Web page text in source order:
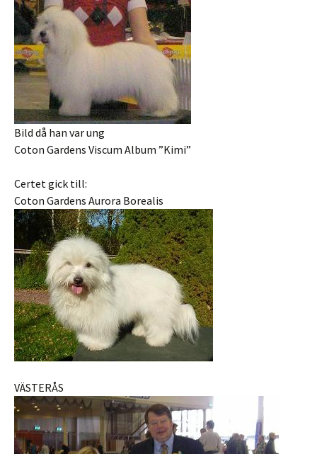
Bild då han var ung
Coton Gardens Viscum Album ”Kimi”
Certet gick till:
Coton Gardens Aurora Borealis
VÄSTERÅS